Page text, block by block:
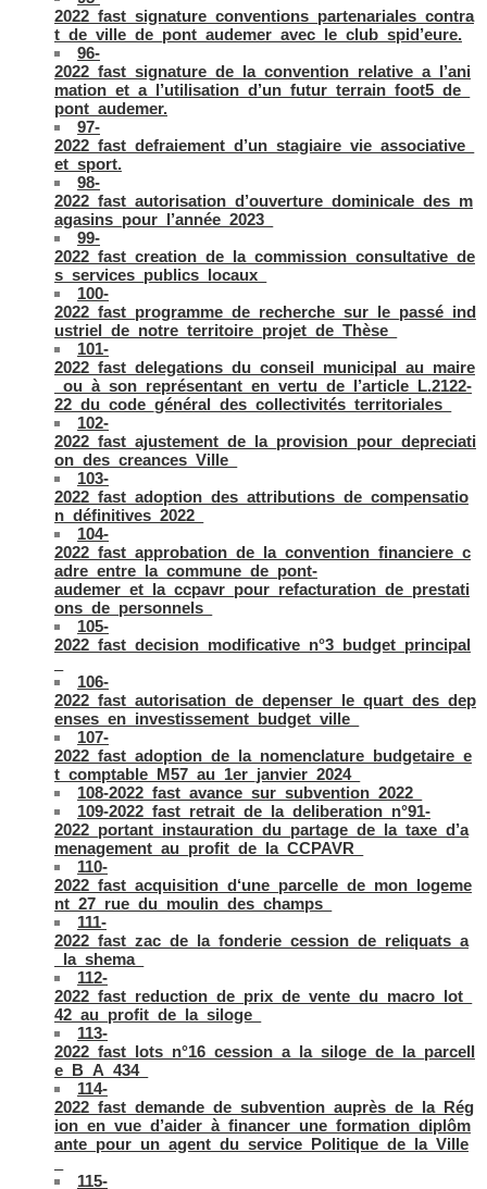
2022_fast_signature_conventions_partenariales_contra
t_de_ville_de_pont_audemer_avec_le_club_spid’eure.
96-
2022_fast_signature_de_la_convention_relative_a_l’ani
mation_et_a_l’utilisation_d’un_futur_terrain_foot5_de_
pont_audemer.
97-
2022_fast_defraiement_d’un_stagiaire_vie_associative_
et_sport.
98-
2022_fast_autorisation_d’ouverture_dominicale_des_m
agasins_pour_l’année_2023_
99-
2022_fast_creation_de_la_commission_consultative_de
s_services_publics_locaux_
100-
2022_fast_programme_de_recherche_sur_le_passé_ind
ustriel_de_notre_territoire_projet_de_Thèse_
101-
2022_fast_delegations_du_conseil_municipal_au_maire
_ou_à_son_représentant_en_vertu_de_l’article_L.2122-
22_du_code_général_des_collectivités_territoriales_
102-
2022_fast_ajustement_de_la_provision_pour_depreciati
on_des_creances_Ville_
103-
2022_fast_adoption_des_attributions_de_compensatio
n_définitives_2022_
104-
2022_fast_approbation_de_la_convention_financiere_c
adre_entre_la_commune_de_pont-
audemer_et_la_ccpavr_pour_refacturation_de_prestati
ons_de_personnels_
105-
2022_fast_decision_modificative_n°3_budget_principal
106-
2022_fast_autorisation_de_depenser_le_quart_des_dep
enses_en_investissement_budget_ville_
107-
2022_fast_adoption_de_la_nomenclature_budgetaire_e
t_comptable_M57_au_1er_janvier_2024_
108-2022_fast_avance_sur_subvention_2022_
109-2022_fast_retrait_de_la_deliberation_n°91-
2022_portant_instauration_du_partage_de_la_taxe_d’a
menagement_au_profit_de_la_CCPAVR_
110-
2022_fast_acquisition_d‘une_parcelle_de_mon_logeme
nt_27_rue_du_moulin_des_champs_
111-
2022_fast_zac_de_la_fonderie_cession_de_reliquats_a
_la_shema_
112-
2022_fast_reduction_de_prix_de_vente_du_macro_lot_
42_au_profit_de_la_siloge_
113-
2022_fast_lots_n°16_cession_a_la_siloge_de_la_parcell
e_B_A_434_
114-
2022_fast_demande_de_subvention_auprès_de_la_Rég
ion_en_vue_d’aider_à_financer_une_formation_diplôm
ante_pour_un_agent_du_service_Politique_de_la_Ville
115-